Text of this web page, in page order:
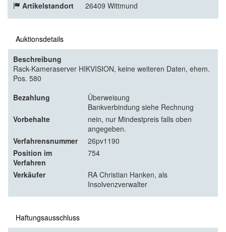
Artikelstandort
26409 Wittmund
Auktionsdetails
Beschreibung
Rack-Kameraserver HIKVISION, keine weiteren Daten, ehem.
Pos. 580
Bezahlung
Überweisung
Bankverbindung siehe Rechnung
Vorbehalte
nein, nur Mindestpreis falls oben
angegeben.
Verfahrensnummer
26pv1190
Position im
Verfahren
754
Verkäufer
RA Christian Hanken, als
Insolvenzverwalter
Haftungsausschluss